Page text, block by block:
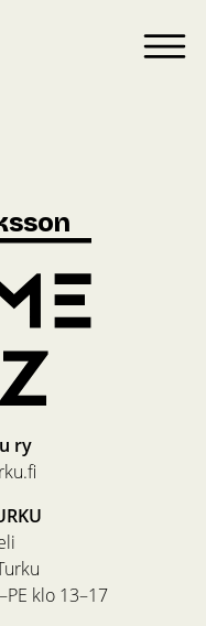
ry
klo 13–17